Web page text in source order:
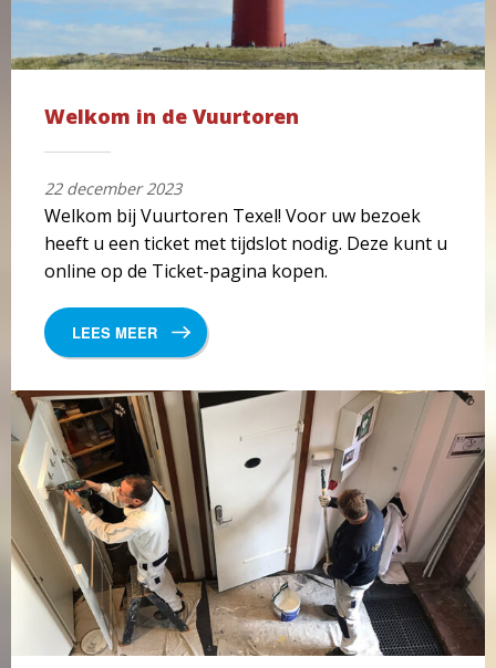
Welkom in de Vuurtoren
22 december 2023
Welkom bij Vuurtoren Texel! Voor uw bezoek
heeft u een ticket met tijdslot nodig. Deze kunt u
online op de Ticket-pagina kopen.
LEES MEER